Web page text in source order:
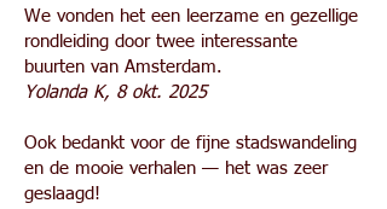
We vonden het een leerzame en gezellige
rondleiding door twee interessante
buurten van Amsterdam.
Yolanda K, 8 okt. 2025
Ook bedankt voor de fijne stadswandeling
en de mooie verhalen — het was zeer
geslaagd!